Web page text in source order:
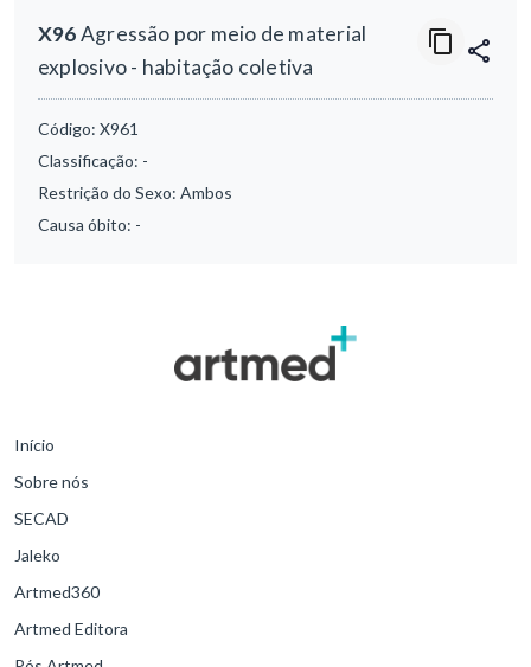
X96Agressão por meio de material
explosivo - habitação coletiva
Código: X961
Classificação: -
Restrição do Sexo: Ambos
Causa óbito: -
Início
Sobre nós
SECAD
Jaleko
Artmed360
Artmed Editora